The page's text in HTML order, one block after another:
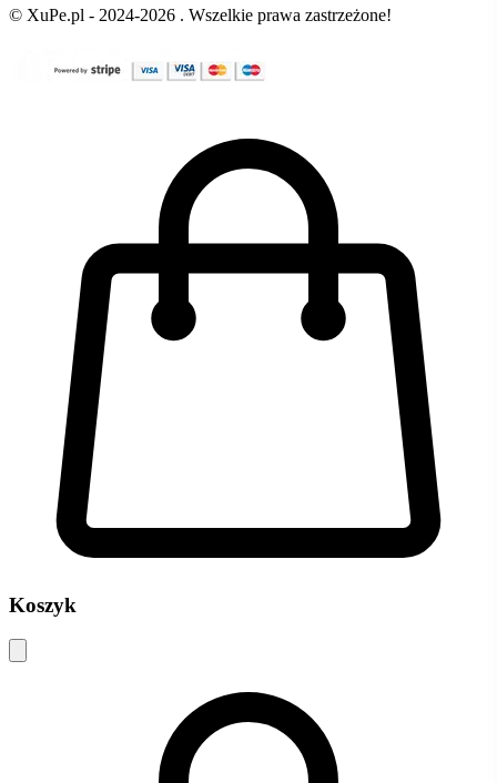
© XuPe.pl - 2024-2026 . Wszelkie prawa zastrzeżone!
Koszyk